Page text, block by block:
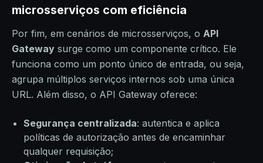
microsserviços com eficiência
Por fim, em cenários de microsserviços, o API
Gateway surge como um componente crítico. Ele
funciona como um ponto único de entrada, ou seja,
agrupa múltiplos serviços internos sob uma única
URL. Além disso, o API Gateway oferece:
Segurança centralizada: autentica e aplica
políticas de autorização antes de encaminhar
qualquer requisição;